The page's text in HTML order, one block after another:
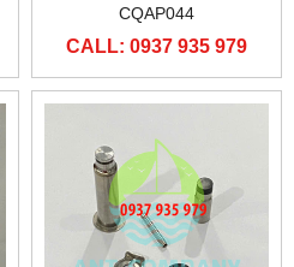
CQAP044
CALL: 0937 935 979